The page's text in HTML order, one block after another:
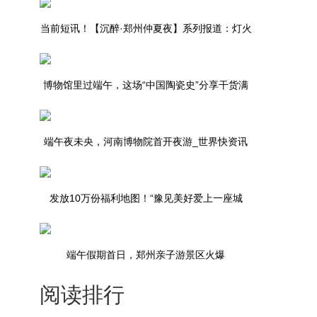
当前短讯！【沉醉·郑州仲夏夜】系列报道：灯火
博物馆里过端午，这场“中国陶瓷史”分享干货满
端午夜未央，河南博物院首开夜游_世界快资讯
发放10万份福利地图！“豫见美好爱上一座城
端午假期首日，郑州亲子游景区火爆
阅读排行